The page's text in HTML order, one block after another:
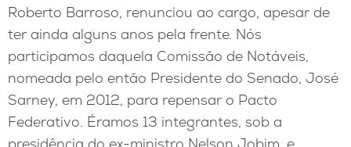
Roberto Barroso, renunciou ao cargo, apesar de
ter ainda alguns anos pela frente. Nós
participamos daquela Comissão de Notáveis,
nomeada pelo então Presidente do Senado, José
Sarney, em 2012, para repensar o Pacto
Federativo. Éramos 13 integrantes, sob a
presidência do ex-ministro Nelson Jobim, e